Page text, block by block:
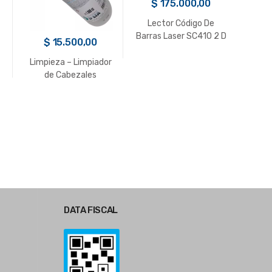
$ 15.500,00
Limpieza – Limpiador
de Cabezales
$ 175.000,00
Lector Código De
Barras Laser SC410 2 D
DATA FISCAL